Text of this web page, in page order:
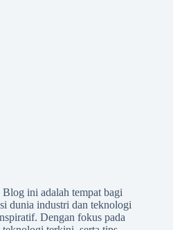
Blog ini adalah tempat bagi
dunia industri dan teknologi
Dengan fokus pada